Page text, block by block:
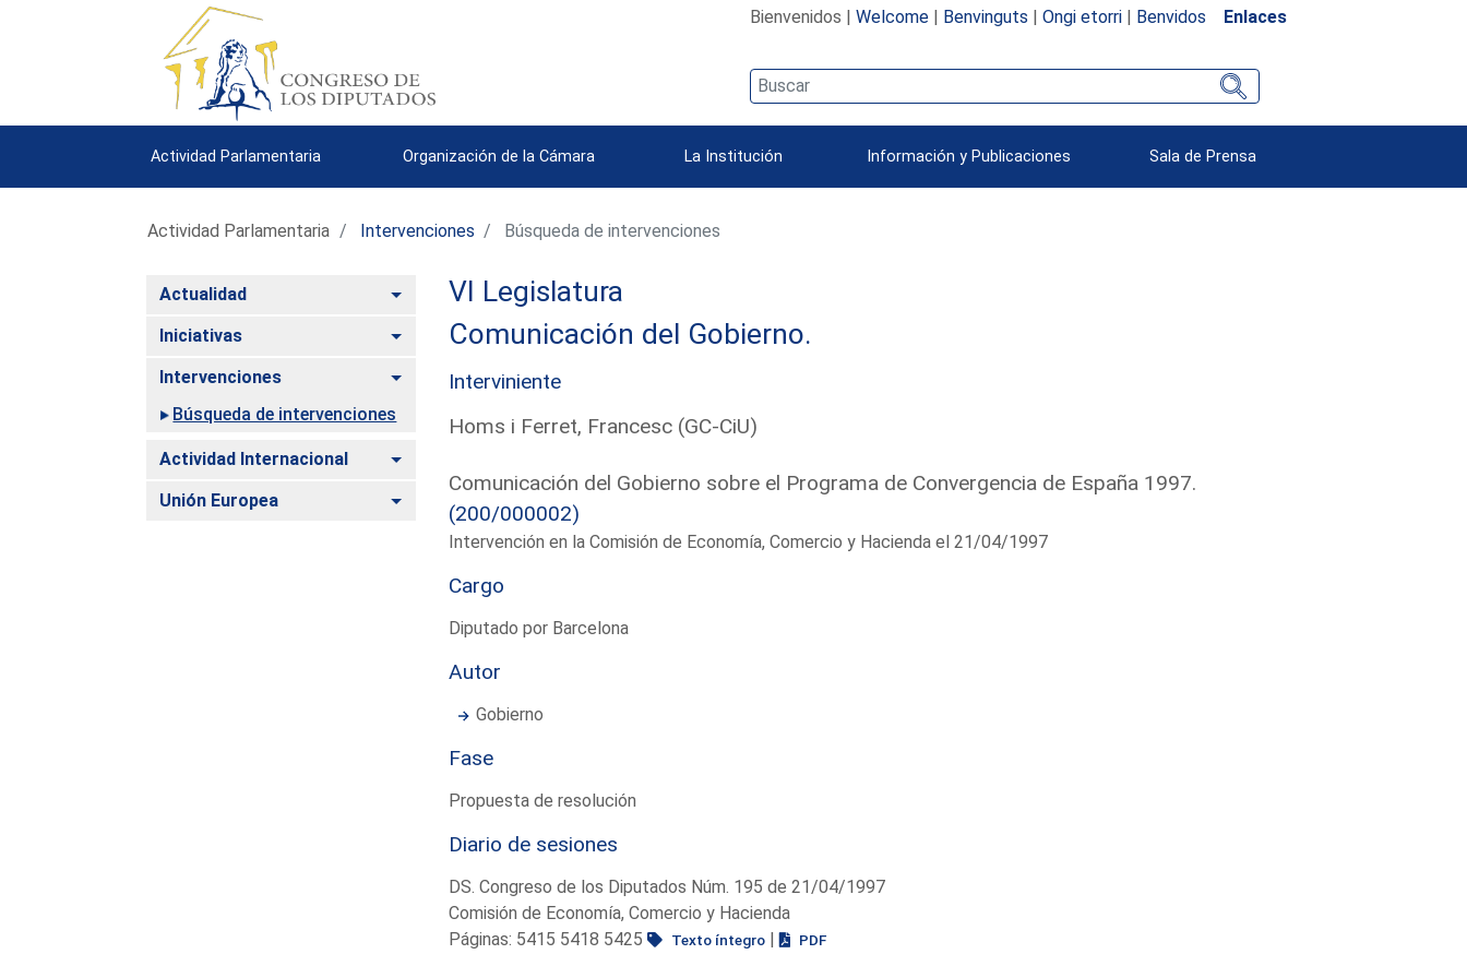
Bienvenidos | Welcome| Benvinguts | Ongi etorri| Benvidos Enlaces
Actividad Parlamentaria Organización de la Cámara La Institución Información y Publicaciones Sala de Prensa
Actividad Parlamentaria Intervenciones Búsqueda de intervenciones
Actualidad Alternar
Iniciativas Alternar
Intervenciones
Alternar
Búsqueda de intervenciones
Actividad Internacional Alternar
Unión Europea Alternar
VI Legislatura
Comunicación del Gobierno.
Interviniente
Homs i Ferret, Francesc (GC-CiU)
Comunicación del Gobierno sobre el Programa de Convergencia de España 1997.
(200/000002)
Intervención en la Comisión de Economía, Comercio y Hacienda el 21/04/1997
Cargo
Diputado por Barcelona
Autor
Gobierno
Fase
Propuesta de resolución
Diario de sesiones
DS. Congreso de los Diputados Núm. 195 de 21/04/1997
Comisión de Economía, Comercio y Hacienda
Páginas: 5415 5418 5425
Texto íntegro| PDF